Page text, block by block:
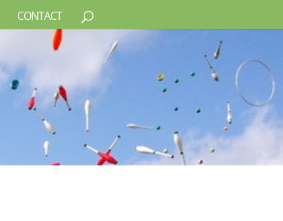
CONTACT